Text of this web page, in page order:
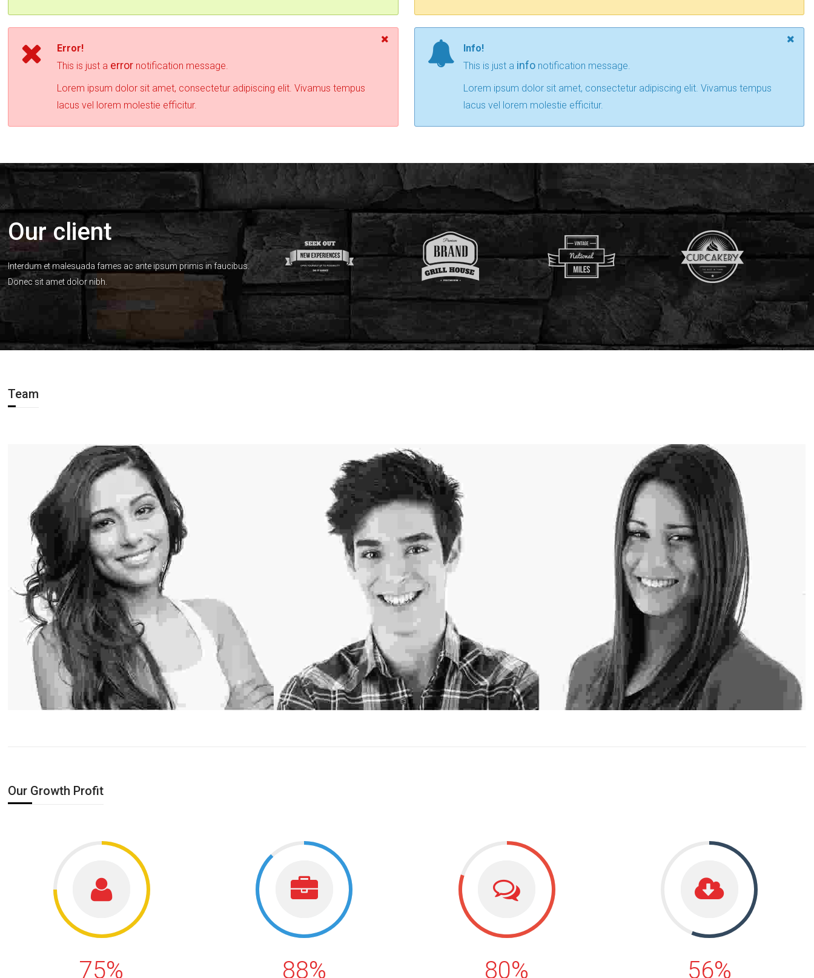
Error!
This is just a error notification message.
Lorem ipsum dolor sit amet, consectetur adipiscing elit. Vivamus tempus
lacus vel lorem molestie efficitur.
Info!
This is just a infonotification message.
Lorem ipsum dolor sit amet, consectetur adipiscing elit. Vivamus tempus
lacus vel lorem molestie efficitur.
Our client
Interdum et malesuada fames ac ante ipsum primis in faucibus.
Donec sit amet dolor nibh.
Team
Professional Hairstylist Professional Hairstylist
Lorem ipsum dolor sit amet, consectetur adipiscing elit. Duis
mi lectus, tincidunt ac mi id, iaculis porta tortor.
Angel Sienna
Professional Hairstylist
Lorem ipsum dolor sit amet, consectetur adipiscing elit. Duis
mi lectus, tincidunt ac mi id, iaculis porta tortor.
Our Growth Profit
75%
75%
88%
88%
80%
80%
56%
56%